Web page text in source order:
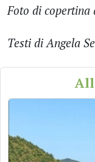
Foto di copertina
Testi di Angela